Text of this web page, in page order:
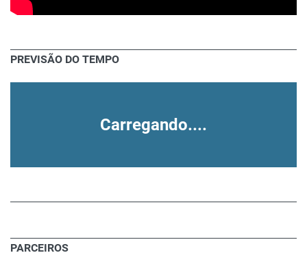
PREVISÃO DO TEMPO
Carregando....
PARCEIROS